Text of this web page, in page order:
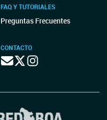
FAQ Y TUTORIALES
Preguntas Frecuentes
CONTACTO